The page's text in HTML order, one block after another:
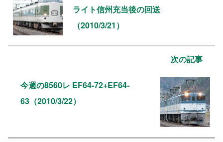
ライト信州充当後の回送
（2010/3/21）
次の記事
今週の8560レ EF64-72+EF64-
63（2010/3/22）